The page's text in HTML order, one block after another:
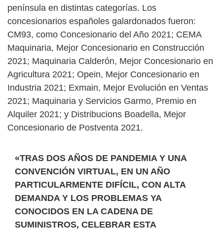
península en distintas categorías. Los
concesionarios españoles galardonados fueron:
CM93, como Concesionario del Año 2021; CEMA
Maquinaria, Mejor Concesionario en Construcción
2021; Maquinaria Calderón, Mejor Concesionario en
Agricultura 2021; Opein, Mejor Concesionario en
Industria 2021; Exmain, Mejor Evolución en Ventas
2021; Maquinaria y Servicios Garmo, Premio en
Alquiler 2021; y Distribucions Boadella, Mejor
Concesionario de Postventa 2021.
«TRAS DOS AÑOS DE PANDEMIA Y UNA
CONVENCIÓN VIRTUAL, EN UN AÑO
PARTICULARMENTE DIFÍCIL, CON ALTA
DEMANDA Y LOS PROBLEMAS YA
CONOCIDOS EN LA CADENA DE
SUMINISTROS, CELEBRAR ESTA